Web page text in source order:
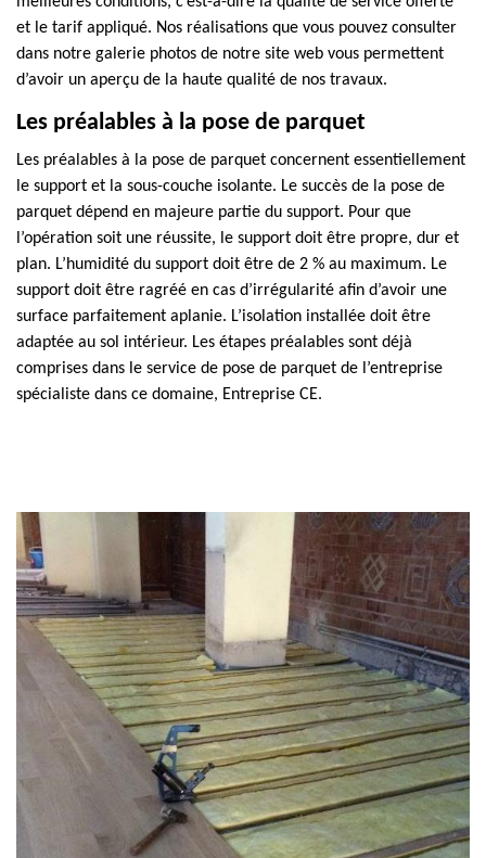
et le tarif appliqué. Nos réalisations que vous pouvez consulter
dans notre galerie photos de notre site web vous permettent
d’avoir un aperçu de la haute qualité de nos travaux.
Les préalables à la pose de parquet
Les préalables à la pose de parquet concernent essentiellement
le support et la sous-couche isolante. Le succès de la pose de
parquet dépend en majeure partie du support. Pour que
l’opération soit une réussite, le support doit être propre, dur et
plan. L’humidité du support doit être de 2 % au maximum. Le
support doit être ragréé en cas d’irrégularité afin d’avoir une
surface parfaitement aplanie. L’isolation installée doit être
adaptée au sol intérieur. Les étapes préalables sont déjà
comprises dans le service de pose de parquet de l’entreprise
spécialiste dans ce domaine, Entreprise CE.